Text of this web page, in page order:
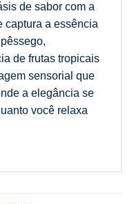
de sabor com a
captura a essência
de frutas tropicais
sensorial que
a elegância se
você relaxa